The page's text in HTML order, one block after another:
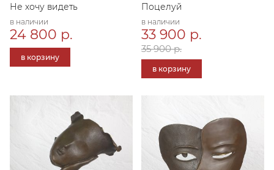
Не хочу видеть
в наличии
24 800 р.
в корзину
Поцелуй
в наличии
33 900 р.
35 900 р.
в корзину